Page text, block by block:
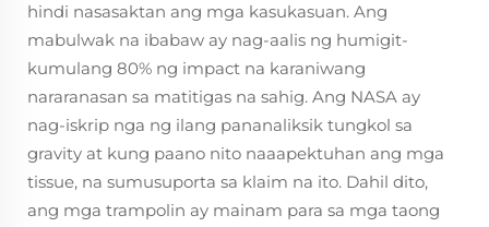
hindi nasasaktan ang mga kasukasuan. Ang
mabulwak na ibabaw ay nag-aalis ng humigit-
kumulang 80% ng impact na karaniwang
nararanasan sa matitigas na sahig. Ang NASA ay
nag-iskrip nga ng ilang pananaliksik tungkol sa
gravity at kung paano nito naaapektuhan ang mga
tissue, na sumusuporta sa klaim na ito. Dahil dito,
ang mga trampolin ay mainam para sa mga taong